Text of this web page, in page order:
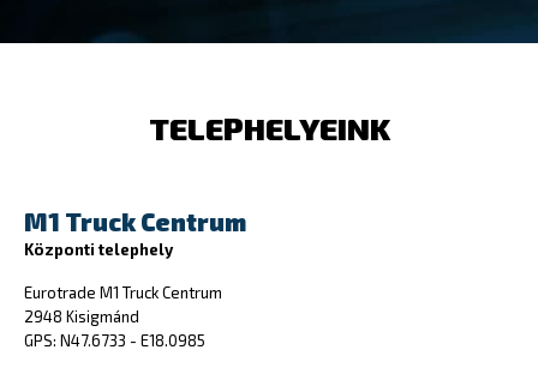
TELEPHELYEINK
M1 Truck Centrum
Központi telephely
Eurotrade M1 Truck Centrum
2948 Kisigmánd
GPS: N47.6733 - E18.0985